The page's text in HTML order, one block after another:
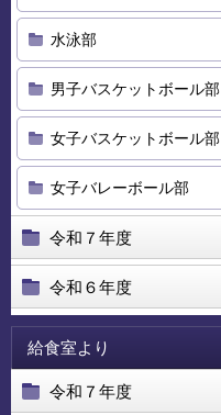
水泳部
男子バスケットボール部
女子バスケットボール部
女子バレーボール部
令和７年度
令和６年度
給食室より
令和７年度